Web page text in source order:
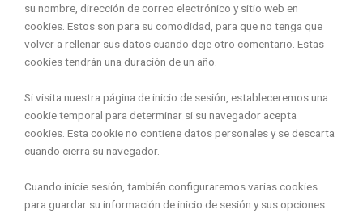
su nombre, dirección de correo electrónico y sitio web en
cookies. Estos son para su comodidad, para que no tenga que
volver a rellenar sus datos cuando deje otro comentario. Estas
cookies tendrán una duración de un año.
Si visita nuestra página de inicio de sesión, estableceremos una
cookie temporal para determinar si su navegador acepta
cookies. Esta cookie no contiene datos personales y se descarta
cuando cierra su navegador.
Cuando inicie sesión, también configuraremos varias cookies
para guardar su información de inicio de sesión y sus opciones